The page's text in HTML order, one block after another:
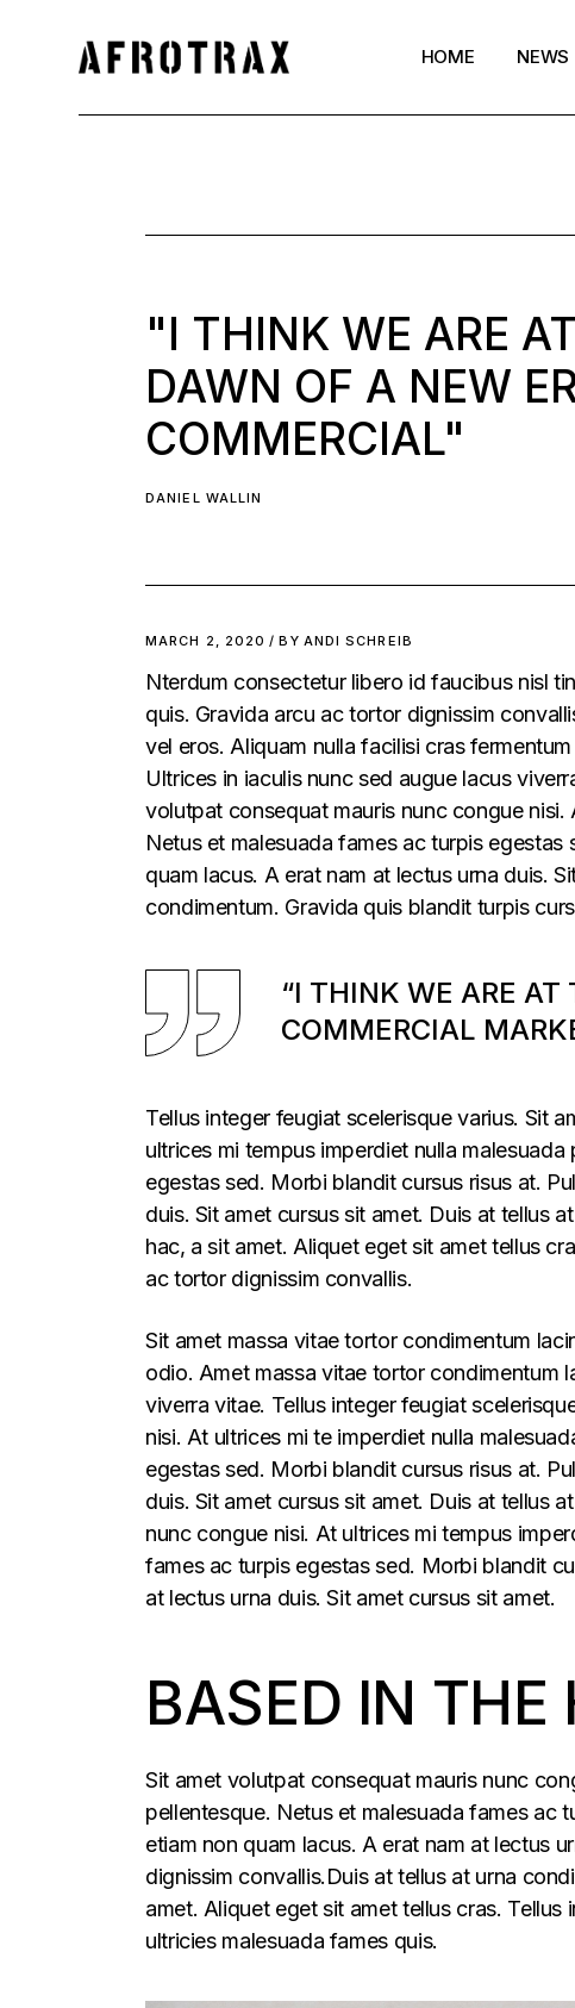
HOME NEWS
"I THINK WE ARE
DAWN OF A NEW
COMMERCIAL"
DANIEL WALLIN
MARCH 2, 2020 BY ANDI SCHREIB
Nterdum consectetur libero id faucibus nisl
quis. Gravida arcu ac tortor dignissim
vel eros. Aliquam nulla facilisi cras
Ultrices in iaculis nunc sed augue lacus
volutpat consequat mauris nunc congue
Netus et malesuada fames ac turpis
quam lacus. A erat nam at lectus urna duis.
condimentum. Gravida quis blandit turpis
“I THINK WE ARE AT
COMMERCIAL
Tellus integer feugiat scelerisque varius. Sit
ultrices mi tempus imperdiet nulla
egestas sed. Morbi blandit cursus risus at.
duis. Sit amet cursus sit amet. Duis at tellus
hac, a sit amet. Aliquet eget sit amet tellus
ac tortor dignissim convallis.
Sit amet massa vitae tortor condimentum
odio. Amet massa vitae tortor condimentum
viverra vitae. Tellus integer feugiat
nisi. At ultrices mi te imperdiet nulla
egestas sed. Morbi blandit cursus risus at.
duis. Sit amet cursus sit amet. Duis at tellus
nunc congue nisi. At ultrices mi tempus
fames ac turpis egestas sed. Morbi blandit
at lectus urna duis. Sit amet cursus sit amet.
BASED IN THE
Sit amet volutpat consequat mauris nunc
pellentesque. Netus et malesuada fames ac
etiam non quam lacus. A erat nam at lectus
dignissim convallis.Duis at tellus at urna
amet. Aliquet eget sit amet tellus cras.
ultricies malesuada fames quis.